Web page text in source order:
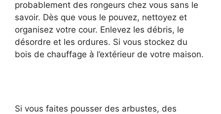
probablement des rongeurs chez vous sans le
savoir. Dès que vous le pouvez, nettoyez et
organisez votre cour. Enlevez les débris, le
désordre et les ordures. Si vous stockez du
bois de chauffage à l’extérieur de votre maison.
Si vous faites pousser des arbustes, des